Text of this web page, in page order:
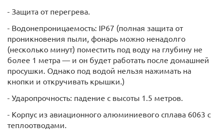
- Защита от перегрева.
- Водонепроницаемость: IP67 (полная защита от
проникновения пыли, фонарь можно ненадолго
(несколько минут) поместить под воду на глубину не
более 1 метра — и он будет работать после домашней
просушки. Однако под водой нельзя нажимать на
кнопки и откручивать крышки.)
- Ударопрочность: падение с высоты 1.5 метров.
- Корпус из авиационного алюминиевого сплава 6063 с
теплоотводами.